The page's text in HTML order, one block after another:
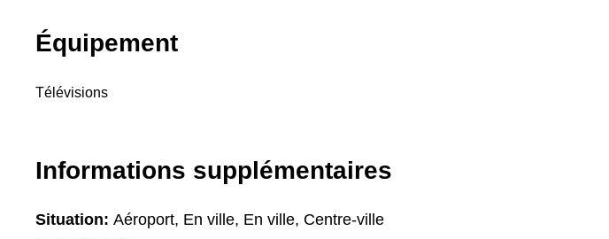
Équipement
Télévisions
Informations supplémentaires
Situation: Aéroport, En ville, En ville, Centre-ville